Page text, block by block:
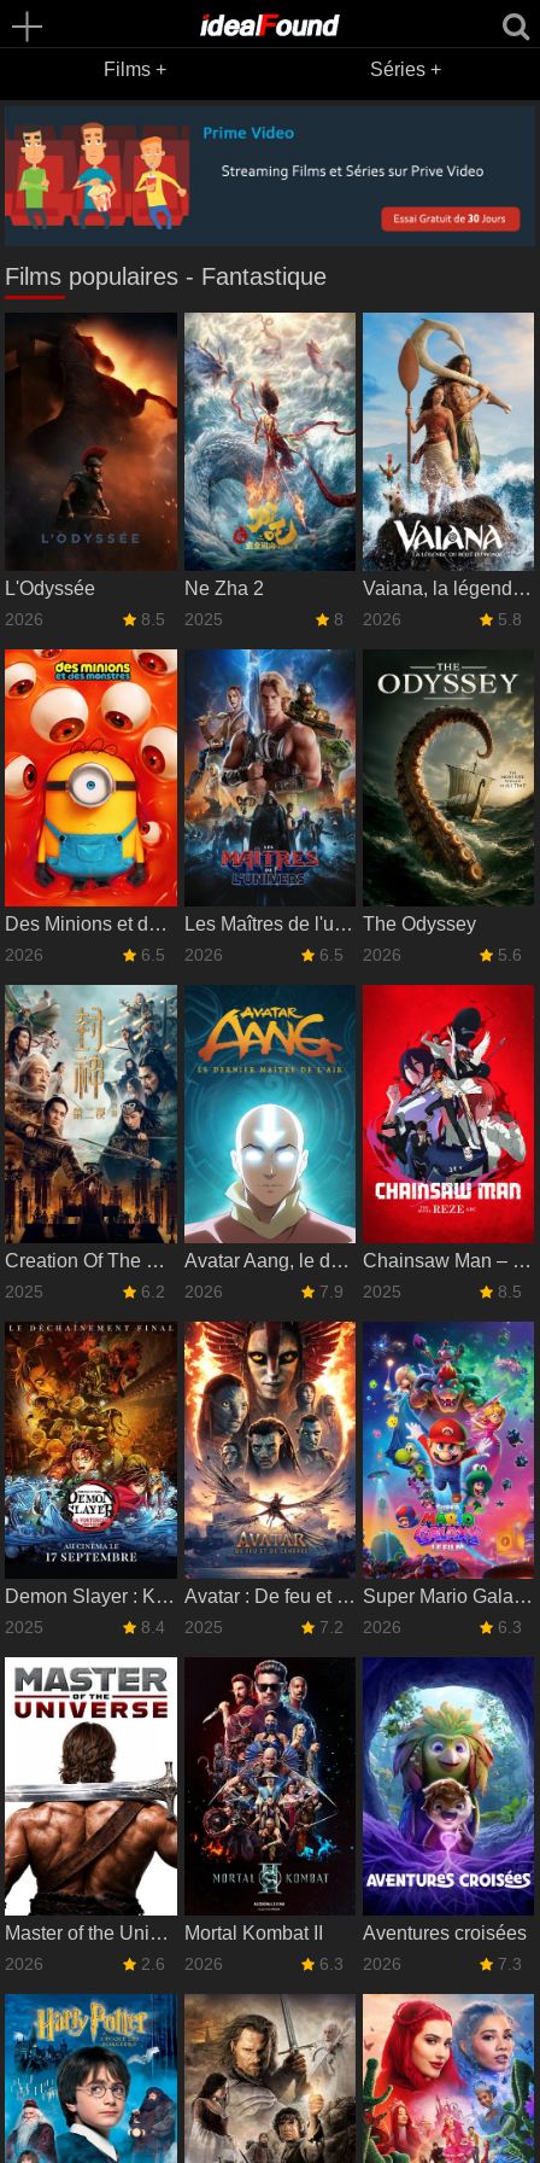
Films + Séries +
Films populaires - Fantastique
L'Odyssée
2026 8.5
Ne Zha 2
2025 8
Vaiana, la légende du bout du monde
2026 5.8
Des Minions et des monstres
2026 6.5
Les Maîtres de l'univers
2026 6.5
The Odyssey
2026 5.6
Creation Of The Gods II: Demon Force
2025 6.2
‎Avatar Aang, le dernier maître de l'air
2026 7.9
Chainsaw Man – Le Film : L'arc de Reze
2025 8.5
Demon Slayer : Kimetsu no Yaiba La Forteresse Infinie
2025 8.4
Avatar : De feu et de cendres
2025 7.2
Super Mario Galaxy, le film
2026 6.3
Master of the Universe
2026 2.6
Mortal Kombat II
2026 6.3
Aventures croisées
2026 7.3